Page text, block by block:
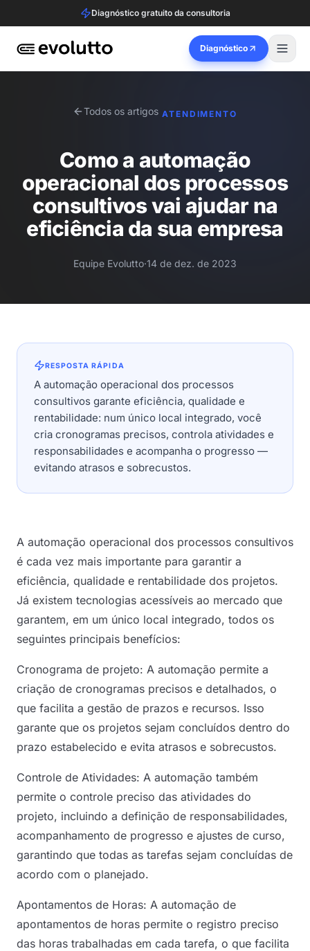
Diagnóstico gratuito da consultoria
Diagnóstico
Todos os artigos ATENDIMENTO
Como a automação
operacional dos processos
consultivos vai ajudar na
eficiência da sua empresa
Equipe Evolutto·14 de dez. de 2023
RESPOSTA RÁPIDA
A automação operacional dos processos
consultivos garante eficiência, qualidade e
rentabilidade: num único local integrado, você
cria cronogramas precisos, controla atividades e
responsabilidades e acompanha o progresso —
evitando atrasos e sobrecustos.
A automação operacional dos processos consultivos
é cada vez mais importante para garantir a
eficiência, qualidade e rentabilidade dos projetos.
Já existem tecnologias acessíveis ao mercado que
garantem, em um único local integrado, todos os
seguintes principais benefícios:
Cronograma de projeto: A automação permite a
criação de cronogramas precisos e detalhados, o
que facilita a gestão de prazos e recursos. Isso
garante que os projetos sejam concluídos dentro do
prazo estabelecido e evita atrasos e sobrecustos.
Controle de Atividades: A automação também
permite o controle preciso das atividades do
projeto, incluindo a definição de responsabilidades,
acompanhamento de progresso e ajustes de curso,
garantindo que todas as tarefas sejam concluídas de
acordo com o planejado.
Apontamentos de Horas: A automação de
apontamentos de horas permite o registro preciso
das horas trabalhadas em cada tarefa, o que facilita